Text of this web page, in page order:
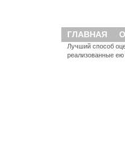
ГЛАВНАЯ
Лучший способ
реализованные ею